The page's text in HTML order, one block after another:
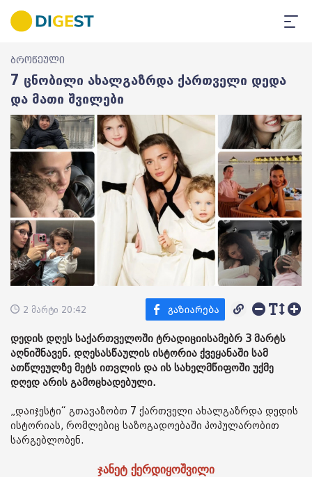
ბროწეული
7 ცნობილი ახალგაზრდა ქართველი დედა
და მათი შვილები
2 მარტი 20:42
დედის დღეს საქართველოში ტრადიციისამებრ 3 მარტს
აღნიშნავენ. დღესასწაულის ისტორია ქვეყანაში სამ
ათწლეულზე მეტს ითვლის და ის სახელმწიფოში უქმე
დღედ არის გამოცხადებული.
„დაიჯესტი“ გთავაზობთ 7 ქართველი ახალგაზრდა დედის
ისტორიას, რომლებიც საზოგადოებაში პოპულარობით
სარგებლობენ.
ჯანეტ ქერდიყოშვილი